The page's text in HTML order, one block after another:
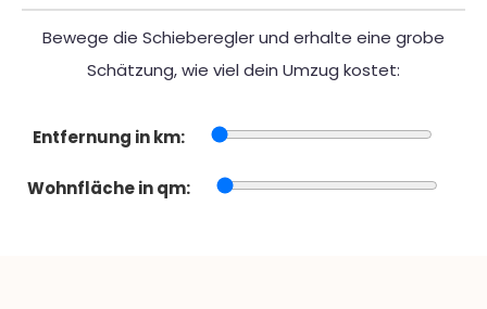
Bewege die Schieberegler und erhalte eine grobe
Schätzung, wie viel dein Umzug kostet:
Entfernung in km:
Wohnfläche in qm: